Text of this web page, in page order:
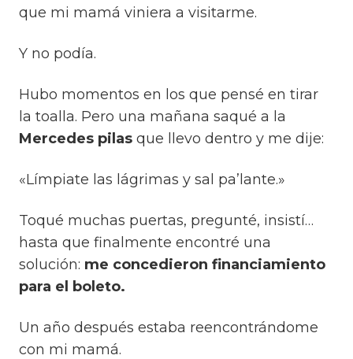
que mi mamá viniera a visitarme.
Y no podía.
Hubo momentos en los que pensé en tirar
la toalla. Pero una mañana saqué a la
Mercedes pilas que llevo dentro y me dije:
«Límpiate las lágrimas y sal pa’lante.»
Toqué muchas puertas, pregunté, insistí…
hasta que finalmente encontré una
solución: me concedieron financiamiento
para el boleto.
Un año después estaba reencontrándome
con mi mamá.